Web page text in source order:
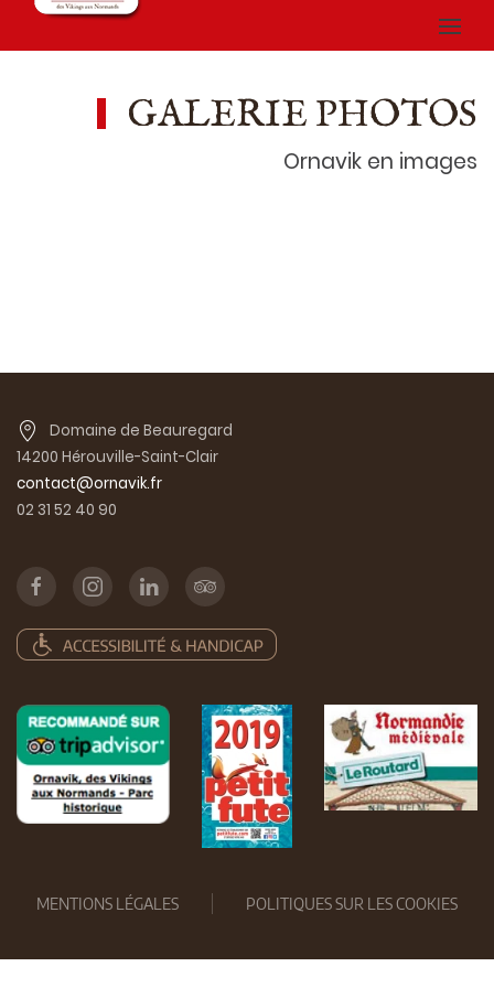
GALERIE PHOTOS
Ornavik en images
Domaine de Beauregard
14200 Hérouville-Saint-Clair
contact@ornavik.fr
02 31 52 40 90
MENTIONS LÉGALES POLITIQUES SUR LES COOKIES